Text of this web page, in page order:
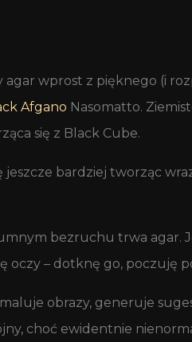
agar wprost z pięknego (i
Afgano Nasomatto.
się z Black Cube.
jeszcze bardziej tworząc
bezruchu trwa agar.
oczy – dotknę go, poczuję
obrazy, generuje
choć ewidentnie